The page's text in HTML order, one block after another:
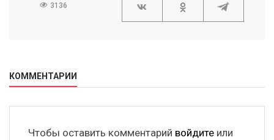
3136
КОММЕНТАРИИ
Чтобы оставить комментарий войдите или